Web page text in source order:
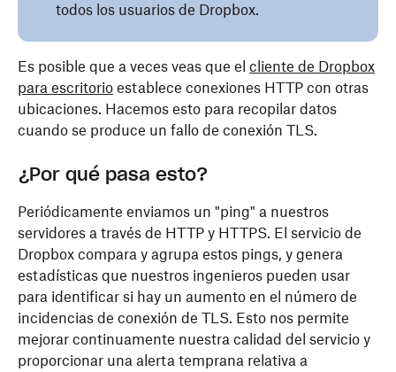
todos los usuarios de Dropbox.
Es posible que a veces veas que el cliente de Dropbox
para escritorio establece conexiones HTTP con otras
ubicaciones. Hacemos esto para recopilar datos
cuando se produce un fallo de conexión TLS.
¿Por qué pasa esto?
Periódicamente enviamos un "ping" a nuestros
servidores a través de HTTP y HTTPS. El servicio de
Dropbox compara y agrupa estos pings, y genera
estadísticas que nuestros ingenieros pueden usar
para identificar si hay un aumento en el número de
incidencias de conexión de TLS. Esto nos permite
mejorar continuamente nuestra calidad del servicio y
proporcionar una alerta temprana relativa a